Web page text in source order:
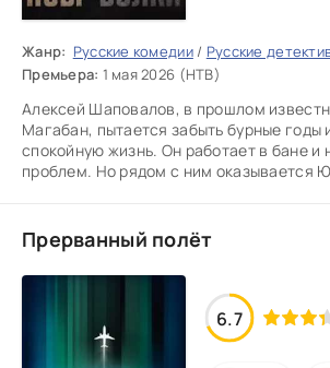
Жанр: Русские комедии/ Русские
Премьера: 1 мая 2026 (НТВ)
Алексей Шаповалов, в прошлом
Магабан, пытается забыть бурные годы
спокойную жизнь. Он работает в бане и
проблем. Но рядом с ним оказывается
Прерванный полёт
6.7